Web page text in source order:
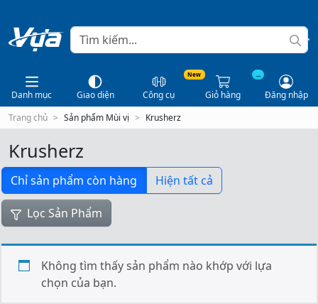
Danh mục Giao diện
New
Công cụ
...
Giỏ hàng
Đăng nhập
Trang chủ
Sản phẩm Mùi vị Krusherz
Krusherz
Chỉ sản phẩm còn hàng Hiện tất cả
Lọc Sản Phẩm
Không tìm thấy sản phẩm nào khớp với lựa
chọn của bạn.